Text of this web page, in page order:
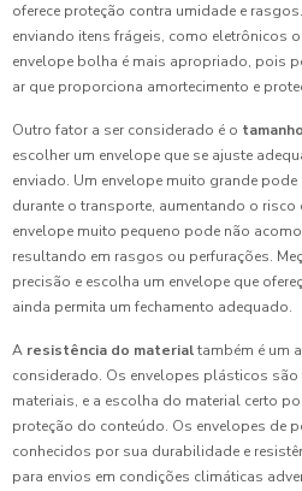
oferece proteção contra umidade e
enviando itens frágeis, como eletrônicos
envelope bolha é mais apropriado, pois
ar que proporciona amortecimento e
Outro fator a ser considerado é o
escolher um envelope que se ajuste
enviado. Um envelope muito grande
durante o transporte, aumentando o
envelope muito pequeno pode não
resultando em rasgos ou perfurações.
precisão e escolha um envelope que
ainda permita um fechamento adequado.
A resistência do materialtambém é um
considerado. Os envelopes plásticos
materiais, e a escolha do material certo
proteção do conteúdo. Os envelopes de
conhecidos por sua durabilidade e
para envios em condições climáticas